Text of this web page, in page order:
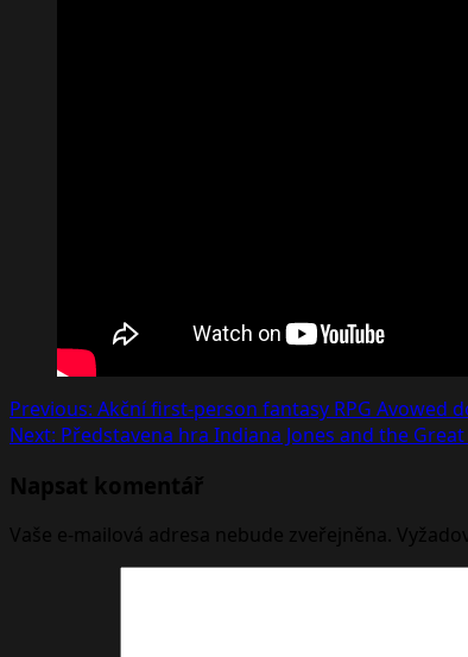
Post
navigation
Previous: Akční first-person fantasy RPG Avowed
Next: Představena hra Indiana Jones and the
Napsat komentář
Vaše e-mailová adresa nebude zveřejněna.